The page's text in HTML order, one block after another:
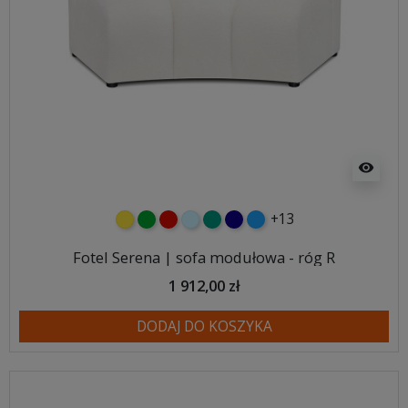
visibility
żółtyzielonyczerwony
błękitnyturkusowy
granatowy
niebieski
+13
Fotel Serena | sofa modułowa - róg R
1 912,00 zł
DODAJ DO KOSZYKA